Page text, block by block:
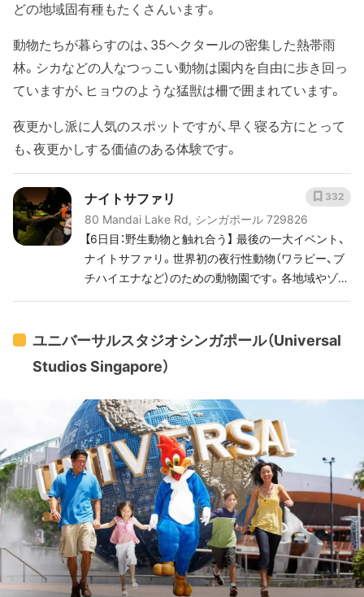
どの地域固有種もたくさんいます。
動物たちが暮らすのは、35ヘクタールの密集した熱帯雨
林。シカなどの人なつっこい動物は園内を自由に歩き回っ
ていますが、ヒョウのような猛獣は柵で囲まれています。
夜更かし派に人気のスポットですが、早く寝る方にとって
も、夜更かしする価値のある体験です。
ナイトサファリ
80 Mandai Lake Rd, シンガポール 729826
【6日目：野生動物と触れ合う】 最後の一大イベント、
ナイトサファリ。世界初の夜行性動物（ワラビー、ブ
チハイエナなど）のための動物園です。各地域やゾー
フリカやインドマラヤ地域など、地域別ゾーンをめ
332
ユニバーサルスタジオシンガポール（Universal
Studios Singapore）